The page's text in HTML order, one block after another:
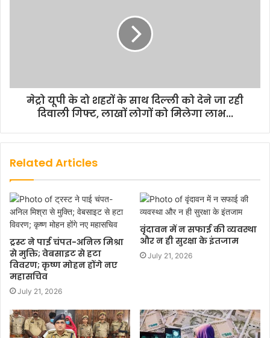
मेट्रो यूपी के दो शहरों के साथ दिल्ली को देने जा रही
दिवाली गिफ्ट, लाखों लोगों को मिलेगा लाभ...
Related Articles
ट्रस्ट ने पाई चंपत-अनिल मिश्रा
से मुक्ति; वेबसाइट से हटा
विवरण; कृष्ण मोहन होंगे नए
महासचिव
July 21, 2026
वृंदावन में न सफाई की व्यवस्था
और न ही सुरक्षा के इंतजाम
July 21, 2026